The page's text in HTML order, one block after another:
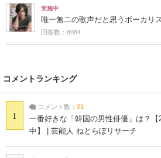
実施中
唯一無二の歌声だと思うボーカリ
回答数：8084
コメントランキング
1
コメント数： 21
一番好きな「韓国の男性俳優」は？
中】 | 芸能人 ねとらぼリサーチ